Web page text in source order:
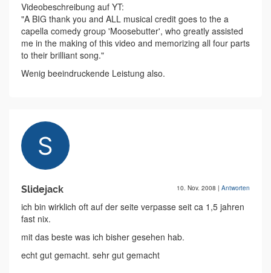
Videobeschreibung auf YT:
"A BIG thank you and ALL musical credit goes to the a
capella comedy group 'Moosebutter', who greatly assisted
me in the making of this video and memorizing all four parts
to their brilliant song."
Wenig beeindruckende Leistung also.
Slidejack 10. Nov. 2008 | Antworten
ich bin wirklich oft auf der seite verpasse seit ca 1,5 jahren
fast nix.
mit das beste was ich bisher gesehen hab.
echt gut gemacht. sehr gut gemacht